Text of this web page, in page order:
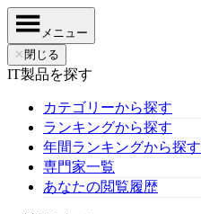
メニュー
✕ 閉じる
IT製品を探す
カテゴリーから探す
ランキングから探す
年間ランキングから探す
専門家一覧
あなたの閲覧履歴